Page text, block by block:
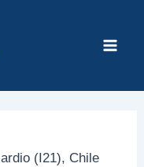
(I21), Chile